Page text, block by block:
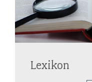
Lexikon